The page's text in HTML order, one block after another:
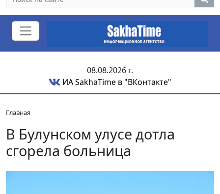
08.08.2026 г.
ИА SakhaTime в "ВКонтакте"
Главная
В Булунском улусе дотла
сгорела больница